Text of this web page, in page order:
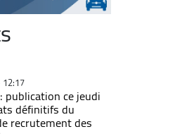
publication ce jeudi
définitifs du
recrutement des